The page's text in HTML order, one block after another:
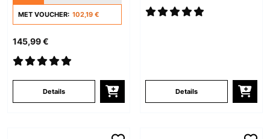
MET VOUCHER: 102,19 €
145,99 €
Details Details